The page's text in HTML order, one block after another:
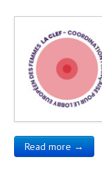
Read more →